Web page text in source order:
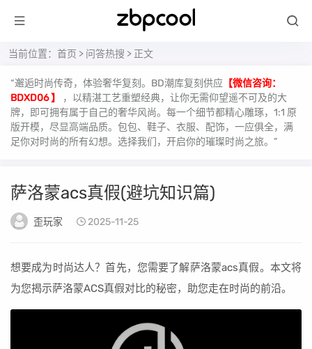
当前位置： 首页 > 问答热搜 > 正文
“邂逅时尚传奇，体验奢华复刻。BD潮库复刻供应 【微信咨询：
BDXD06 】
，以精湛工艺重塑经典，让你无需仰望遥不可及的大
牌，即可拥有属于自己的奢华风尚。每一个细节都精心雕琢，1:1 原
版开模，尽显高端品质。包包、鞋子、衣服、配饰，一应俱全，满
足你对时尚的所有幻想。选择我们，开启你的璀璨时尚之旅。”
萨洛蒙acs真假(避坑知识篇)
歪玩家 2025-11-25
想要成为时尚达人？首先，您需要了解萨洛蒙acs真假。本文将
为您揭示萨洛蒙ACS真假对比的秘密，助您走在时尚的前沿。